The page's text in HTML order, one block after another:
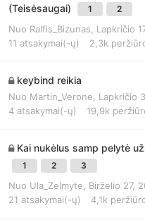
(Teisėsaugai)
1 2
Nuo Ralfis_Bizunas
Lapkričio
11 atsakymai(-ų) 2,3k
keybind reikia
Nuo Martin_Verone
Lapkričio
4 atsakymai(-ų) 19,9k
Kai nukėlus samp pelytė
1 2 3
Nuo Ula_Zelmyte
Birželio 27,
21 atsakymai(-ų) 4,1k